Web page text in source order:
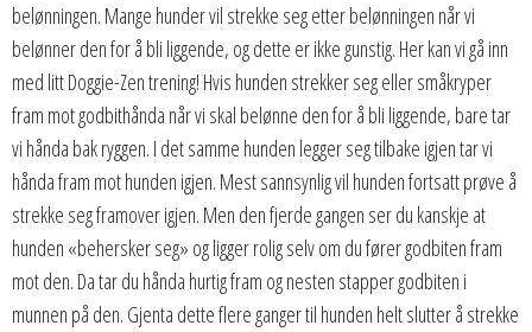
belønningen. Mange hunder vil strekke seg etter belønningen når vi
belønner den for å bli liggende, og dette er ikke gunstig. Her kan vi gå inn
med litt Doggie-Zen trening! Hvis hunden strekker seg eller småkryper
fram mot godbithånda når vi skal belønne den for å bli liggende, bare tar
vi hånda bak ryggen. I det samme hunden legger seg tilbake igjen tar vi
hånda fram mot hunden igjen. Mest sannsynlig vil hunden fortsatt prøve å
strekke seg framover igjen. Men den fjerde gangen ser du kanskje at
hunden «behersker seg» og ligger rolig selv om du fører godbiten fram
mot den. Da tar du hånda hurtig fram og nesten stapper godbiten i
munnen på den. Gjenta dette flere ganger til hunden helt slutter å strekke